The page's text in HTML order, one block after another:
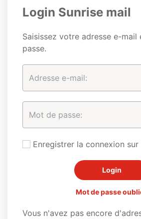
Login Sunrise mail
Saisissez votre adresse e-
passe.
Enregistrer la connexion
Mot de passe
Vous n'avez pas encore